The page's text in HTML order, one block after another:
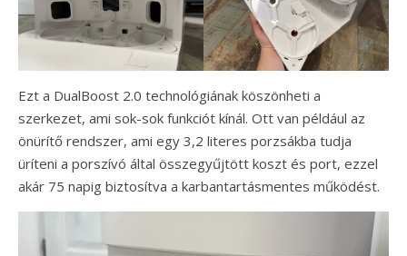
Ezt a DualBoost 2.0 technológiának köszönheti a
szerkezet, ami sok-sok funkciót kínál. Ott van például az
önürítő rendszer, ami egy 3,2 literes porzsákba tudja
üríteni a porszívó által összegyűjtött koszt és port, ezzel
akár 75 napig biztosítva a karbantartásmentes működést.